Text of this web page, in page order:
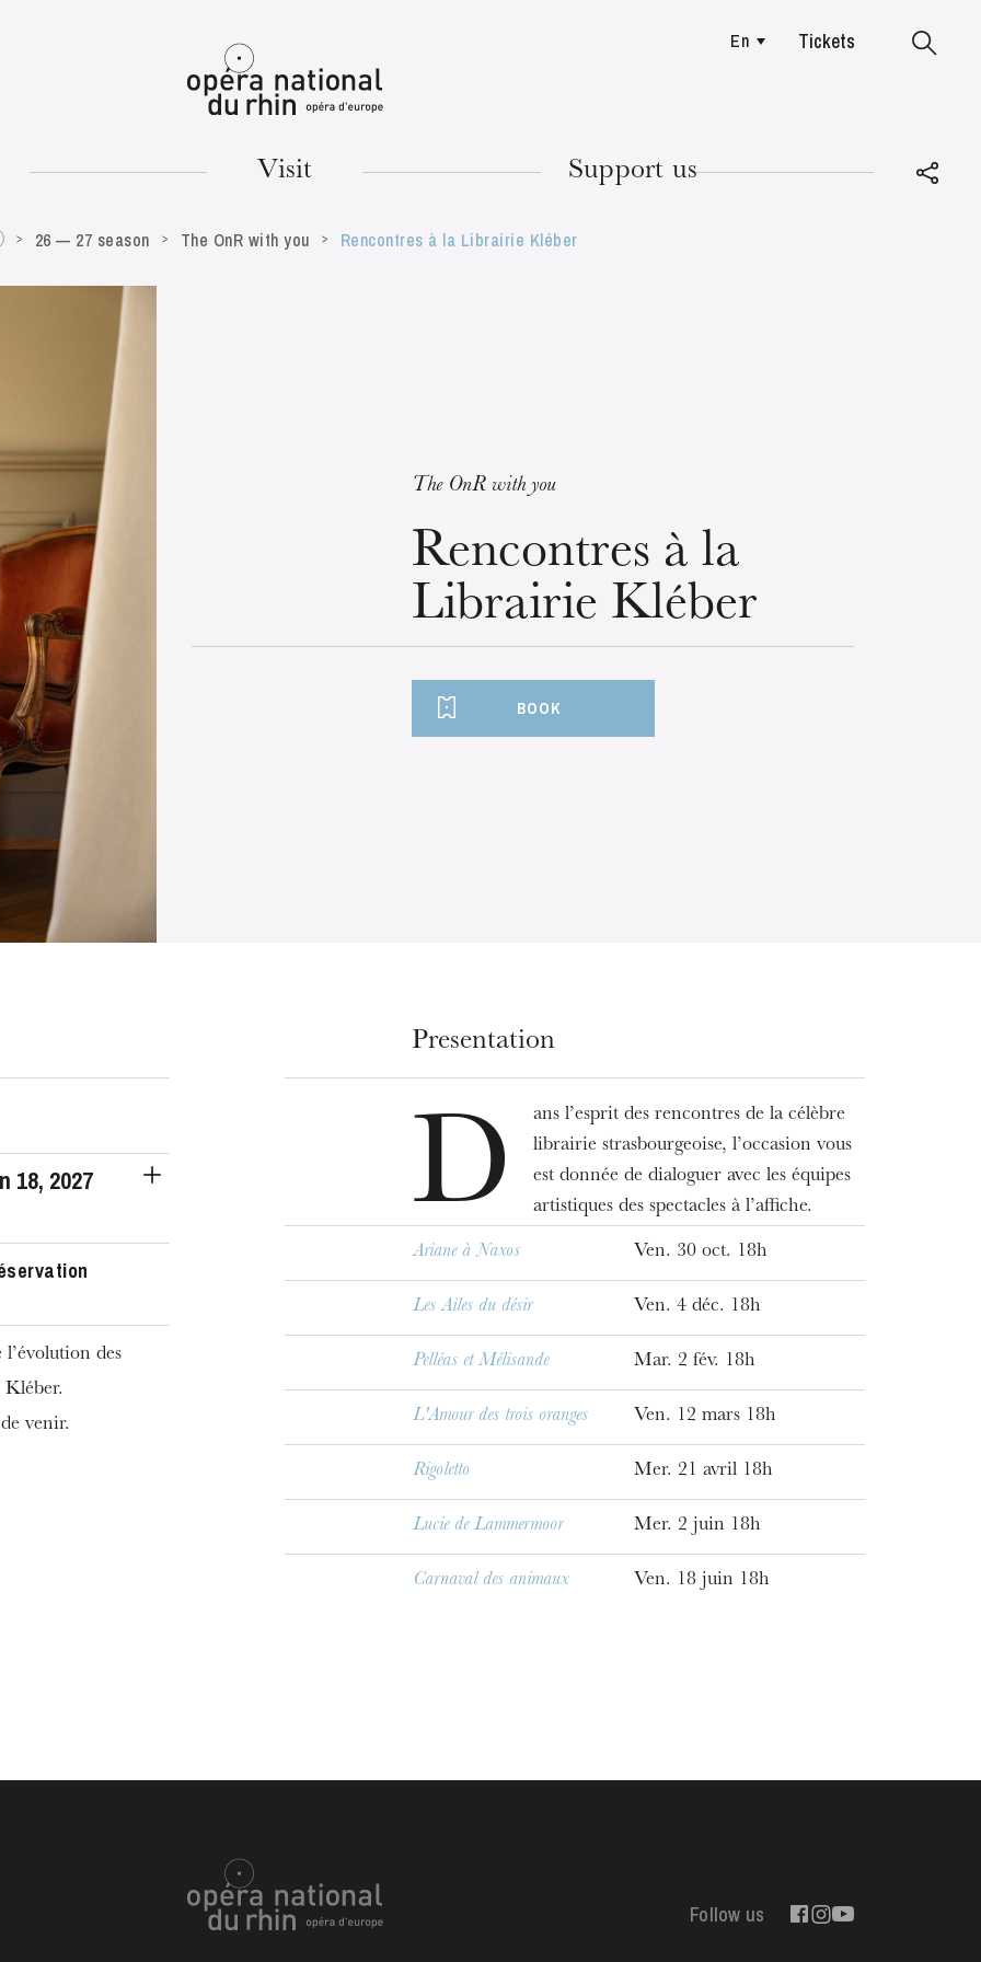
Mulhouse
19
WEDNESDAY
19
En Tickets
Visit Support us
26 — 27 season The OnR with you Rencontres à la Librairie Kléber
The OnR with you
Rencontres à la
Librairie Kléber
BOOK
18, 2027
l’évolution des
venir.
Presentation
D
ans l’esprit des rencontres de la célèbre
librairie strasbourgeoise, l’occasion vous
est donnée de dialoguer avec les équipes
artistiques des spectacles à l’affiche.
Ariane à Naxos Ven. 30 oct. 18h
Les Ailes du désir Ven. 4 déc. 18h
Pelléas et Mélisande Mar. 2 fév. 18h
L'Amour des trois oranges Ven. 12 mars 18h
Rigoletto Mer. 21 avril 18h
Lucie de Lammermoor Mer. 2 juin 18h
Carnaval des animaux Ven. 18 juin 18h
Follow us